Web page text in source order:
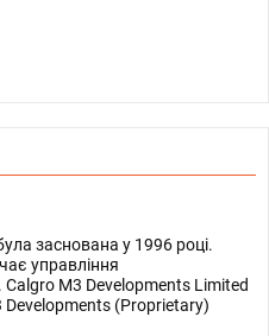
заснована у 1996 році.
управління
M3 Developments Limited
Developments (Proprietary)